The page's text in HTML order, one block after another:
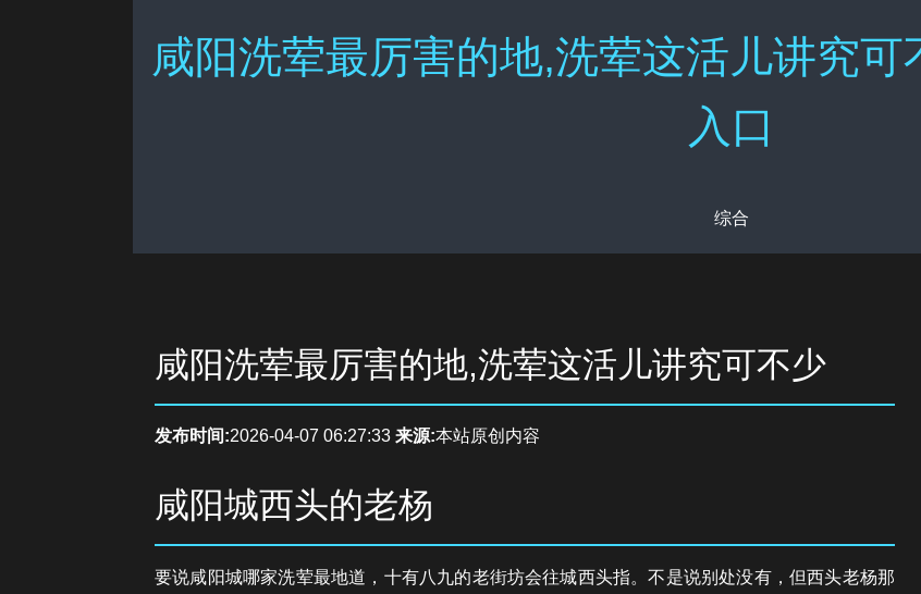
咸阳洗荤最厉害的地,洗荤这活儿讲究可
入口
综合
咸阳洗荤最厉害的地,洗荤这活儿讲究可不少
发布时间:2026-04-07 06:27:33 来源:本站原创内容
咸阳城西头的老杨
要说咸阳城哪家洗荤最地道，十有八九的老街坊会往城西头指。不是说别处没有，但西头老杨那